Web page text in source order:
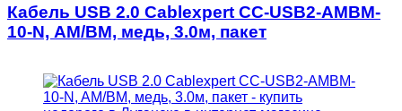
Кабель USB 2.0 Cablexpert CC-USB2-AMBM-
10-N, AM/BM, медь, 3.0м, пакет